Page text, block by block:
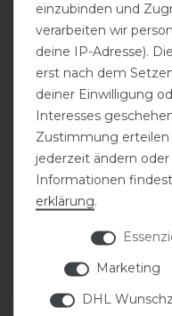
USG Breezy Gürtel
ARTIKEL MERKEN
einzubinden und
verarbeiten wir
deine IP-Adresse).
erst nach dem
deiner Einwilligung
Interesses
Zustimmung erteilen
jederzeit ändern
Informationen
erklärung.
Marketing
DHL